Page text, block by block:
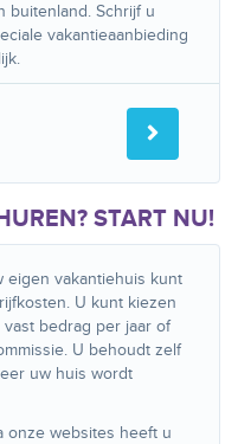
buitenland. Schrijf u
vakantieaanbieding

START NU!
eigen vakantiehuis kunt
U kunt kiezen
bedrag per jaar of
U behoudt zelf
uw huis wordt
onze websites heeft u